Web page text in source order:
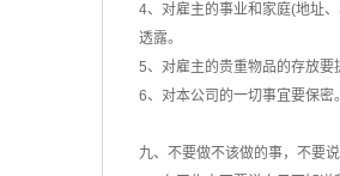
4、对雇主的事业和家庭(地址
透露。
5、对雇主的贵重物品的存放要
6、对本公司的一切事宜要保密
九、不要做不该做的事，不要